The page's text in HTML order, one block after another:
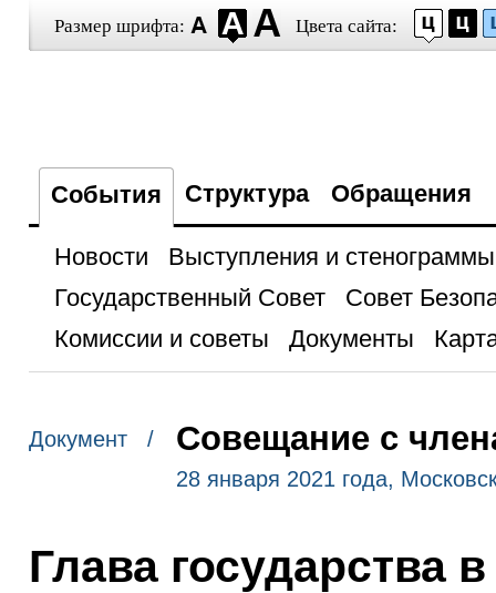
Размер шрифта: Цвета сайта:
События Структура Обращения
Новости
Выступления и стенограммы
Государственный Совет
Совет
Комиссии и советы
Документы
Документ / Совещание с
28 января 2021 года,
Глава государства